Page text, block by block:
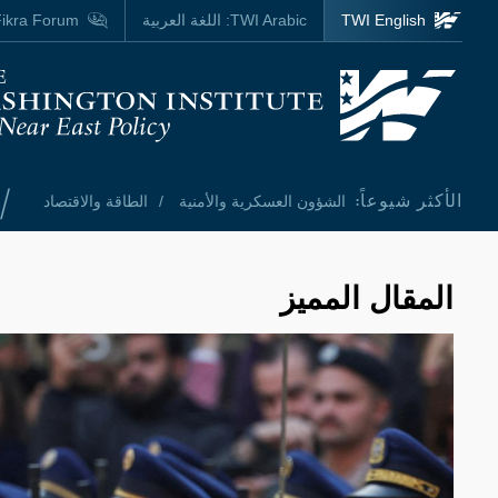
Skip to main content
Homepage
الأكثر شيوعاً: الشؤون العسكرية والأمنية الطاقة والاقتصاد /
TWI English
TWI Arabic: اللغة العربية Forum
المقال المميز